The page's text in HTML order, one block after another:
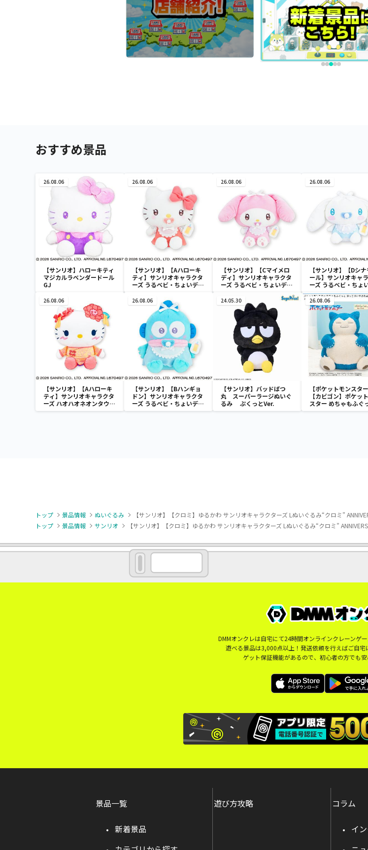
おすすめ景品
26.08.06
【サンリオ】ハローキティ
マジカルラベンダードール
GJ
26.08.06
【サンリオ】【Aハローキ
ティ】サンリオキャラクタ
ーズ うるベビ・ちょいデカ
26.08.06
【サンリオ】【Cマイメロ
ディ】サンリオキャラクタ
ーズ うるベビ・ちょいデカ
26.08.06
【サンリオ】【Dシ
ール】サンリオキャ
ーズ うるベビ・ちょ
ドール
26.08.06
【サンリオ】【Aハローキ
ティ】サンリオキャラクタ
ーズ ハオハオネオンタウン
ドールBIGタイプ1
26.08.06
【サンリオ】【Bハンギョ
ドン】サンリオキャラクタ
ーズ うるベビ・ちょいデカ
ドール
24.05.30
【サンリオ】バッドばつ
丸 スーパーラージぬいぐ
るみ ぷくっとVer.
26.08.06
【ポケットモンスター
【カビゴン】ポケッ
スター めちゃもふぐ
ほっこりいやされぬ
トップ 景品情報 ぬいぐるみ
【サンリオ】【クロミ】ゆるかわ サンリオキャラクターズ Lぬいぐるみ“クロミ”
トップ
景品情報 サンリオ 【サンリオ】【クロミ】ゆるかわ サンリオキャラクターズ Lぬいぐるみ“クロミ”
DMMオンクレは自宅にて24時間オンラインクレーンゲ
遊べる景品は3,000点以上！発送依頼を行えばご自宅
ゲット保証機能があるので、初心者の方でも安
景品一覧
新着景品
遊び方攻略 コラム
イ